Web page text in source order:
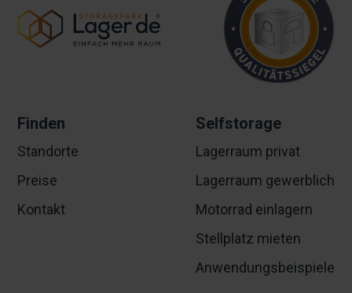
Finden
Standorte
Preise
Kontakt
Selfstorage
Lagerraum privat
Lagerraum gewerblich
Motorrad einlagern
Stellplatz mieten
Anwendungsbeispiele